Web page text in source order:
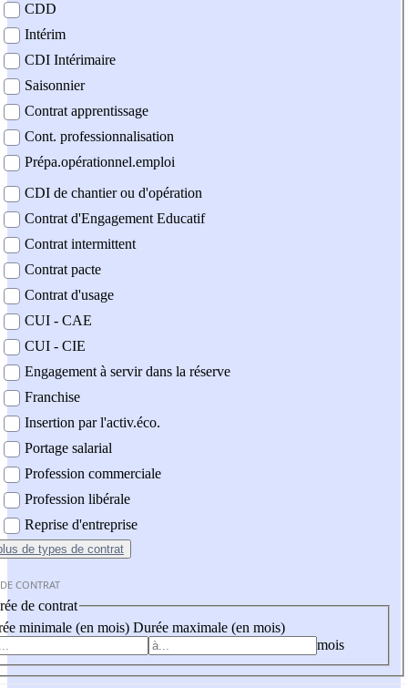
CDD
Intérim
CDI Intérimaire
Saisonnier
Contrat apprentissage
Cont. professionnalisation
Prépa.opérationnel.emploi
CDI de chantier ou d'opération
Contrat d'Engagement Educatif
Contrat intermittent
Contrat pacte
Contrat d'usage
CUI - CAE
CUI - CIE
Engagement à servir dans la réserve
Franchise
Insertion par l'activ.éco.
Portage salarial
Profession commerciale
Profession libérale
Reprise d'entreprise
de types de contrat
CONTRAT
de contrat
minimale (en mois) Durée maximale (en mois)
mois